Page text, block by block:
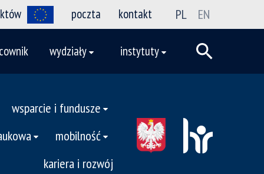
poczta kontakt PL EN
wydziały instytuty
wsparcie i fundusze
mobilność
kariera i rozwój